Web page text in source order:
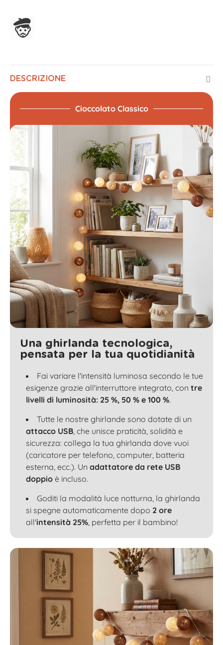
DESCRIZIONE
Cioccolato Classico
Una ghirlanda tecnologica,
pensata per la tua quotidianità
Fai variare l'intensità luminosa secondo le tue
esigenze grazie all'interruttore integrato, con tre
livelli di luminosità: 25 %, 50 % e 100 %.
Tutte le nostre ghirlande sono dotate di un
attacco USB, che unisce praticità, solidità e
sicurezza: collega la tua ghirlanda dove vuoi
(caricatore per telefono, computer, batteria
esterna, ecc.). Un adattatore da rete USB
doppio è incluso.
Goditi la modalità luce notturna, la ghirlanda
si spegne automaticamente dopo 2 ore
all'intensità 25%, perfetta per il bambino!